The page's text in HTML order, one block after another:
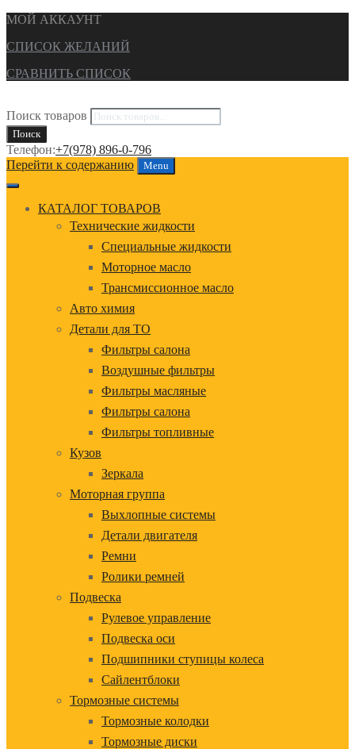
МОЙ АККАУНТ
СПИСОК ЖЕЛАНИЙ
СРАВНИТЬ СПИСОК
Поиск товаров
Поиск
Телефон:+7(978) 896-0-796
Перейти к содержанию
Menu
КАТАЛОГ ТОВАРОВ
Технические жидкости
Специальные жидкости
Моторное масло
Трансмиссионное масло
Авто химия
Детали для ТО
Фильтры салона
Воздушные фильтры
Фильтры масляные
Фильтры салона
Фильтры топливные
Кузов
Зеркала
Моторная группа
Выхлопные системы
Детали двигателя
Ремни
Ролики ремней
Подвеска
Рулевое управление
Подвеска оси
Подшипники ступицы колеса
Сайлентблоки
Тормозные системы
Тормозные колодки
Тормозные диски